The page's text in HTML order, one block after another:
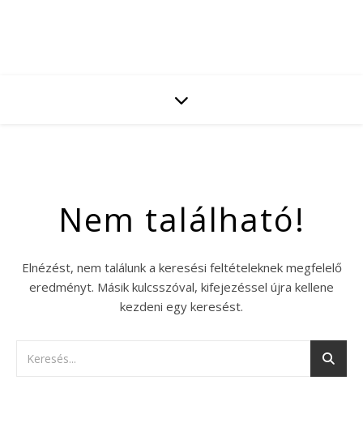
Nem található!
Elnézést, nem találunk a keresési feltételeknek megfelelő
eredményt. Másik kulcsszóval, kifejezéssel újra kellene
kezdeni egy keresést.